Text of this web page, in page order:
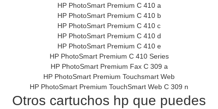
HP PhotoSmart Premium C 410 a
HP PhotoSmart Premium C 410 b
HP PhotoSmart Premium C 410 c
HP PhotoSmart Premium C 410 d
HP PhotoSmart Premium C 410 e
HP PhotoSmart Premium C 410 Series
HP PhotoSmart Premium Fax C 309 a
HP PhotoSmart Premium Touchsmart Web
HP PhotoSmart Premium TouchSmart Web C 309 n
Otros cartuchos hp que puedes